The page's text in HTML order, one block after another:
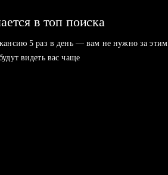
в топ поиска
5 раз в день — вам не нужно за этим
видеть вас чаще